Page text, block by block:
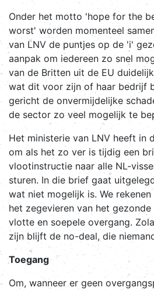
Onder het motto 'hope for the
worst' worden momenteel
van LNV de puntjes op de 'i'
aanpak om iedereen zo snel
van de Britten uit de EU
wat dit voor zijn of haar bedrijf
gericht de onvermijdelijke
de sector zo veel mogelijk te
Het ministerie van LNV heeft in
om als het zo ver is tijdig een
vlootinstructie naar alle NL-
sturen. In die brief gaat
wat niet mogelijk is. We
het zegevieren van het
vlotte en soepele overgang.
zijn blijft de no-deal, die
Toegang
Om, wanneer er geen